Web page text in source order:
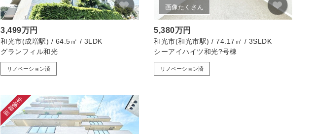
3,499万円
和光市(成増駅) / 64.5㎡ / 3LDK
グランフィル和光
リノベーション済
画像たくさん
5,380万円
和光市(和光市駅) / 74.17㎡ / 3SLDK
シーアイハイツ和光?号棟
リノベーション済
新着物件